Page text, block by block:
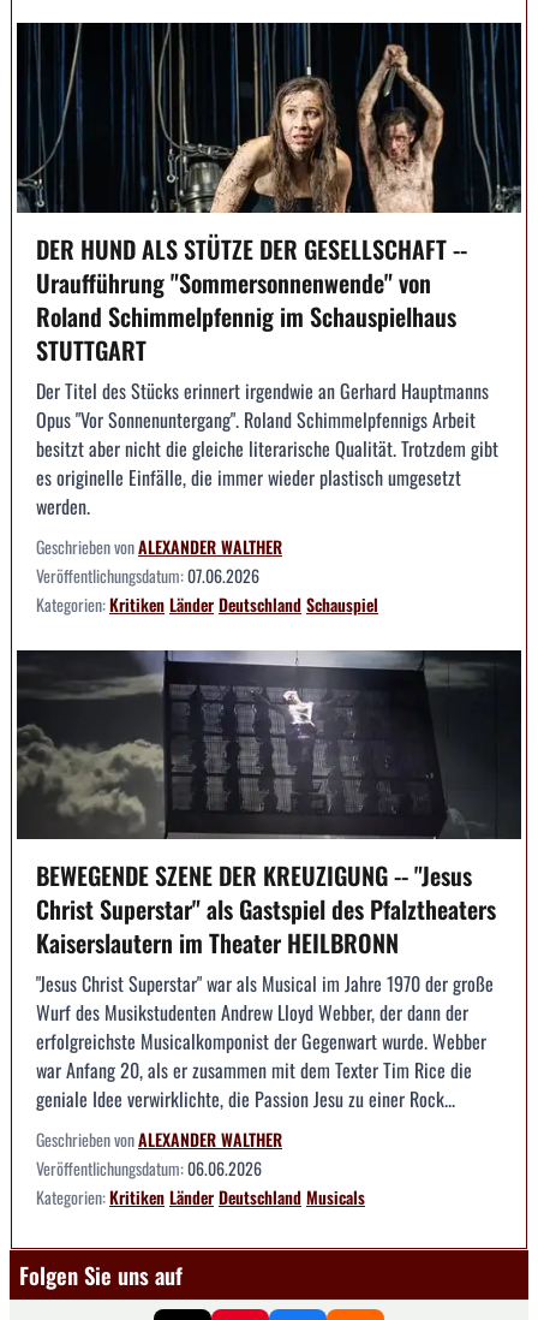
DER HUND ALS STÜTZE DER GESELLSCHAFT --
Uraufführung "Sommersonnenwende" von
Roland Schimmelpfennig im Schauspielhaus
STUTTGART
Der Titel des Stücks erinnert irgendwie an Gerhard Hauptmanns
Opus "Vor Sonnenuntergang". Roland Schimmelpfennigs Arbeit
besitzt aber nicht die gleiche literarische Qualität. Trotzdem gibt
es originelle Einfälle, die immer wieder plastisch umgesetzt
werden.
Geschrieben vonALEXANDER WALTHER
Veröffentlichungsdatum:07.06.2026
Kategorien:KritikenLänderDeutschlandSchauspiel
BEWEGENDE SZENE DER KREUZIGUNG -- "Jesus
Christ Superstar" als Gastspiel des Pfalztheaters
Kaiserslautern im Theater HEILBRONN
"Jesus Christ Superstar" war als Musical im Jahre 1970 der große
Wurf des Musikstudenten Andrew Lloyd Webber, der dann der
erfolgreichste Musicalkomponist der Gegenwart wurde. Webber
war Anfang 20, als er zusammen mit dem Texter Tim Rice die
geniale Idee verwirklichte, die Passion Jesu zu einer Rock...
Geschrieben vonALEXANDER WALTHER
Veröffentlichungsdatum:06.06.2026
Kategorien:KritikenLänderDeutschlandMusicals
Folgen Sie uns auf